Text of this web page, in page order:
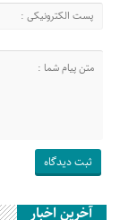
آخرین اخبار